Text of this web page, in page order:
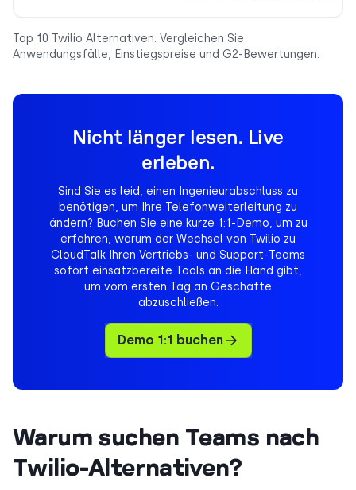
Top 10 Twilio Alternativen: Vergleichen Sie
Anwendungsfälle, Einstiegspreise und G2-Bewertungen.
Nicht länger lesen. Live
erleben.
Sind Sie es leid, einen Ingenieurabschluss zu
benötigen, um Ihre Telefonweiterleitung zu
ändern? Buchen Sie eine kurze 1:1-Demo, um zu
erfahren, warum der Wechsel von Twilio zu
CloudTalk Ihren Vertriebs- und Support-Teams
sofort einsatzbereite Tools an die Hand gibt,
um vom ersten Tag an Geschäfte
abzuschließen.
Demo 1:1 buchen
Warum suchen Teams nach
Twilio-Alternativen?